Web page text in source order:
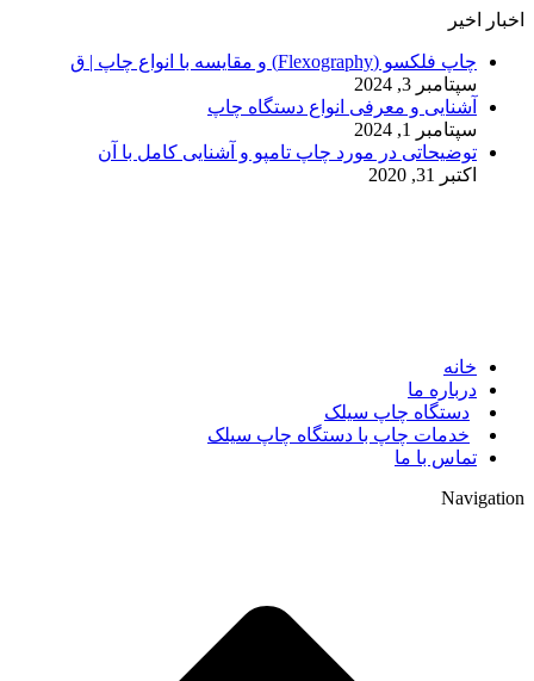
اخبار اخیر
چاپ فلکسو (Flexography) و مقایسه با انواع چاپ | ق
سپتامبر 3, 2024
آشنایی و معرفی انواع دستگاه چاپ
سپتامبر 1, 2024
توضیحاتی در مورد چاپ تامپو و آشنایی کامل با آن
اکتبر 31, 2020
خانه
درباره ما
دستگاه چاپ سیلک
خدمات چاپ با دستگاه چاپ سیلک
تماس با ما
Navigation